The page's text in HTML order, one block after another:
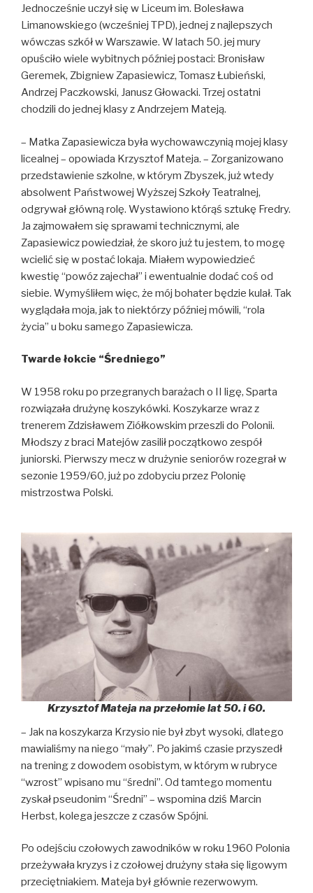
Jednocześnie uczył się w Liceum im. Bolesława
Limanowskiego (wcześniej TPD), jednej z najlepszych
wówczas szkół w Warszawie. W latach 50. jej mury
opuściło wiele wybitnych później postaci: Bronisław
Geremek, Zbigniew Zapasiewicz, Tomasz Łubieński,
Andrzej Paczkowski, Janusz Głowacki. Trzej ostatni
chodzili do jednej klasy z Andrzejem Mateją.
– Matka Zapasiewicza była wychowawczynią mojej klasy
licealnej – opowiada Krzysztof Mateja. – Zorganizowano
przedstawienie szkolne, w którym Zbyszek, już wtedy
absolwent Państwowej Wyższej Szkoły Teatralnej,
odgrywał główną rolę. Wystawiono którąś sztukę Fredry.
Ja zajmowałem się sprawami technicznymi, ale
Zapasiewicz powiedział, że skoro już tu jestem, to mogę
wcielić się w postać lokaja. Miałem wypowiedzieć
kwestię “powóz zajechał” i ewentualnie dodać coś od
siebie. Wymyśliłem więc, że mój bohater będzie kulał. Tak
wyglądała moja, jak to niektórzy później mówili, “rola
życia” u boku samego Zapasiewicza.
Twarde łokcie “Średniego”
W 1958 roku po przegranych barażach o II ligę, Sparta
rozwiązała drużynę koszykówki. Koszykarze wraz z
trenerem Zdzisławem Ziółkowskim przeszli do Polonii.
Młodszy z braci Matejów zasilił początkowo zespół
juniorski. Pierwszy mecz w drużynie seniorów rozegrał w
sezonie 1959/60, już po zdobyciu przez Polonię
mistrzostwa Polski.
Krzysztof Mateja na przełomie lat 50. i 60.
– Jak na koszykarza Krzysio nie był zbyt wysoki, dlatego
mawialiśmy na niego “mały”. Po jakimś czasie przyszedł
na trening z dowodem osobistym, w którym w rubryce
“wzrost” wpisano mu “średni”. Od tamtego momentu
zyskał pseudonim “Średni” – wspomina dziś Marcin
Herbst, kolega jeszcze z czasów Spójni.
Po odejściu czołowych zawodników w roku 1960 Polonia
przeżywała kryzys i z czołowej drużyny stała się ligowym
przeciętniakiem. Mateja był głównie rezerwowym.